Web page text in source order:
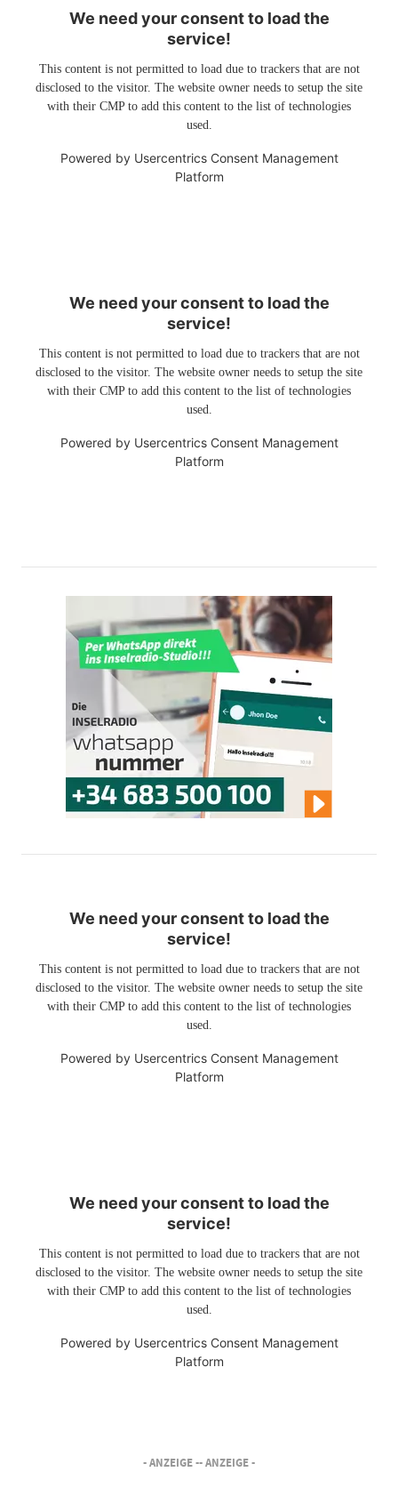
We need your consent to load the
service!
This content is not permitted to load due to trackers that are not
disclosed to the visitor. The website owner needs to setup the site
with their CMP to add this content to the list of technologies
used.
Powered by Usercentrics Consent Management
Platform
We need your consent to load the
service!
This content is not permitted to load due to trackers that are not
disclosed to the visitor. The website owner needs to setup the site
with their CMP to add this content to the list of technologies
used.
Powered by Usercentrics Consent Management
Platform
We need your consent to load the
service!
This content is not permitted to load due to trackers that are not
disclosed to the visitor. The website owner needs to setup the site
with their CMP to add this content to the list of technologies
used.
Powered by Usercentrics Consent Management
Platform
We need your consent to load the
service!
This content is not permitted to load due to trackers that are not
disclosed to the visitor. The website owner needs to setup the site
with their CMP to add this content to the list of technologies
used.
Powered by Usercentrics Consent Management
Platform
- ANZEIGE -- ANZEIGE -